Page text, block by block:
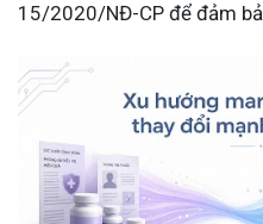
15/2020/NĐ-CP để đảm